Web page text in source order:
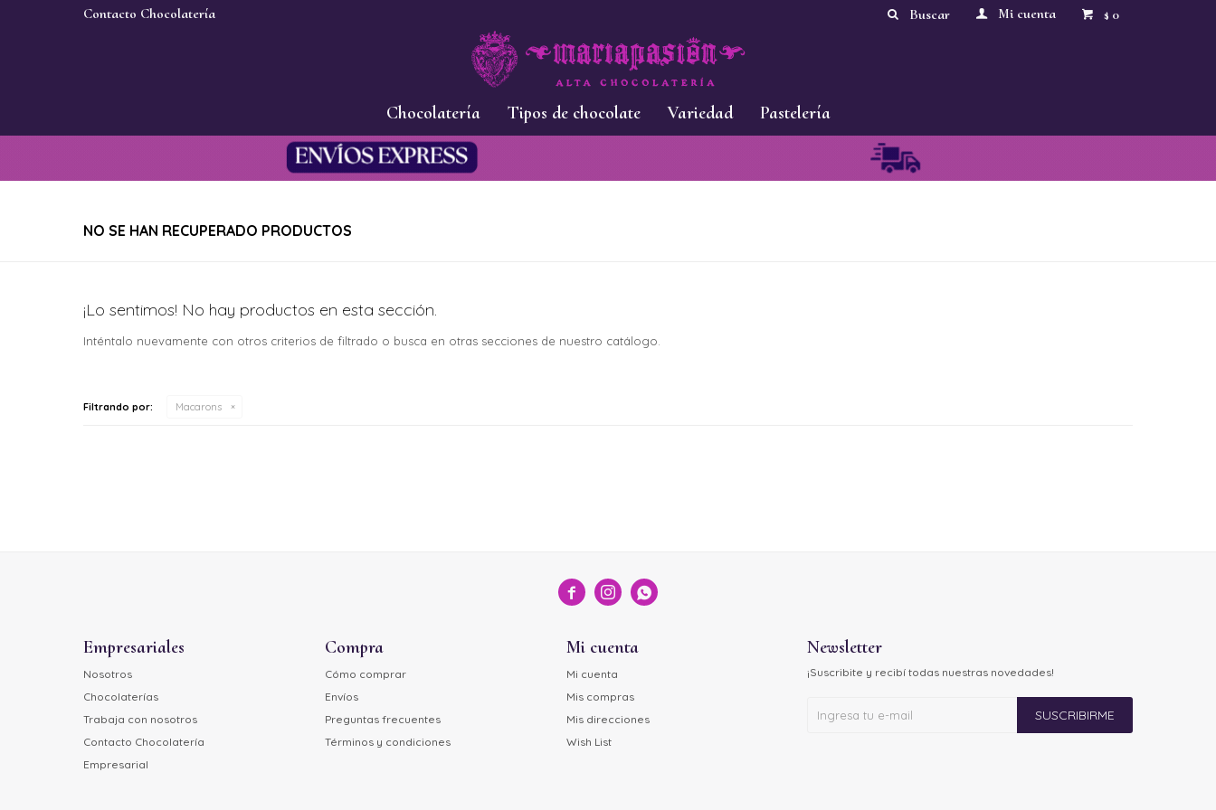
Chocolatería Tipos de chocolate Variedad Pastelería
$ 0
Contacto Chocolatería
NO SE HAN RECUPERADO PRODUCTOS
¡Lo sentimos! No hay productos en esta sección.
Inténtalo nuevamente con otros criterios de filtrado o busca en otras secciones de nuestro catálogo.
Filtrando por: Macarons
  
Empresariales
Nosotros
Chocolaterías
Trabaja con nosotros
Contacto Chocolatería
Empresarial
Compra
Cómo comprar
Envíos
Preguntas frecuentes
Términos y condiciones
Mi cuenta
Mi cuenta
Mis compras
Mis direcciones
Wish List
Newsletter
¡Suscribite y recibí todas nuestras novedades!
SUSCRIBIRME